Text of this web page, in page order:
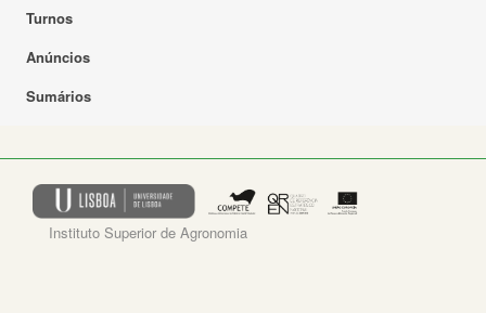
Turnos
Anúncios
Sumários
Instituto Superior de Agronomia